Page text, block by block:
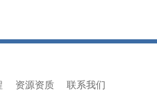
资源资质 联系我们